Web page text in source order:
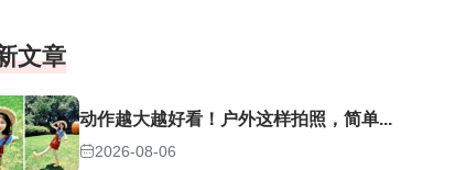
文章
动作越大越好看！户外这样拍照，简单...
2026-08-06